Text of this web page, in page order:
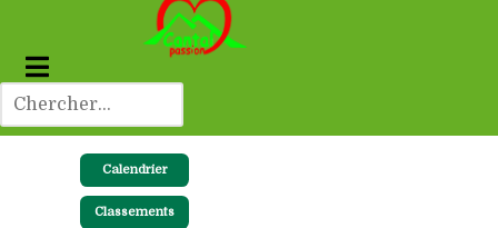
Calendrier
Classements